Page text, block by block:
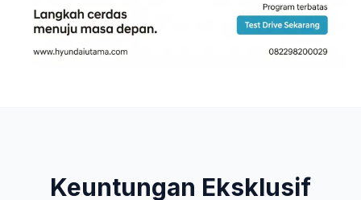
Keuntungan Eksklusif